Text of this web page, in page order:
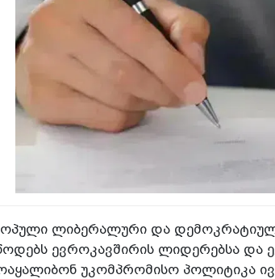
ლიბერალური და დემოკრატიული
ევროკავშირის ლიდერებსა და
უკომპრომისო პოლიტიკა